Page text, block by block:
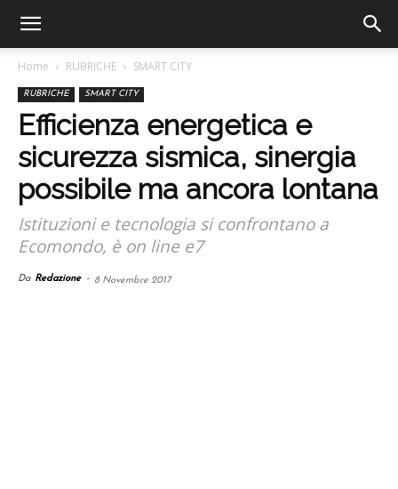
Home RUBRICHE SMART CITY
RUBRICHE SMART CITY
Efficienza energetica e
sicurezza sismica, sinergia
possibile ma ancora lontana
Istituzioni e tecnologia si confrontano a
Ecomondo, è on line e7
Da Redazione - 8 Novembre 2017